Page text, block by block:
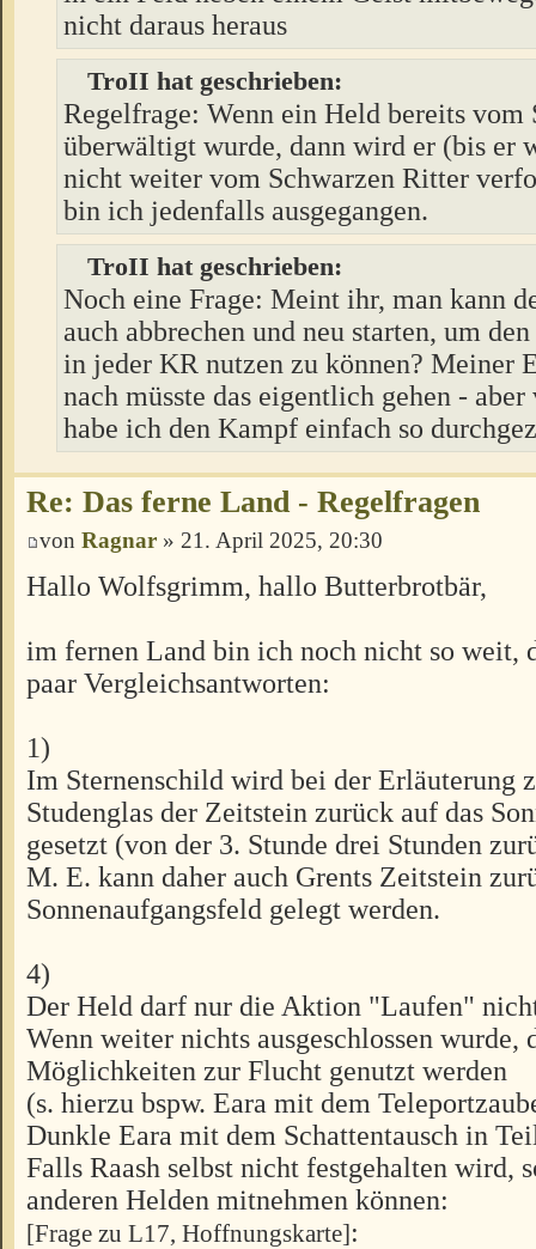
nicht daraus heraus
TroII hat geschrieben:
Regelfrage: Wenn ein Held bereits vom
überwältigt wurde, dann wird er (bis er
nicht weiter vom Schwarzen Ritter
bin ich jedenfalls ausgegangen.
TroII hat geschrieben:
Noch eine Frage: Meint ihr, man kann
auch abbrechen und neu starten, um
in jeder KR nutzen zu können? Meiner
nach müsste das eigentlich gehen -
habe ich den Kampf einfach so
Re: Das ferne Land - Regelfragen
von Ragnar » 21. April 2025, 20:30
Hallo Wolfsgrimm, hallo Butterbrotbär,
im fernen Land bin ich noch nicht so weit,
paar Vergleichsantworten:
1)
Im Sternenschild wird bei der Erläuterung
Studenglas der Zeitstein zurück auf das
gesetzt (von der 3. Stunde drei Stunden
M. E. kann daher auch Grents Zeitstein
Sonnenaufgangsfeld gelegt werden.
4)
Der Held darf nur die Aktion "Laufen"
Wenn weiter nichts ausgeschlossen wurde,
Möglichkeiten zur Flucht genutzt werden
(s. hierzu bspw. Eara mit dem
Dunkle Eara mit dem Schattentausch in
Falls Raash selbst nicht festgehalten wird,
anderen Helden mitnehmen können:
[Frage zu L17, Hoffnungskarte]: